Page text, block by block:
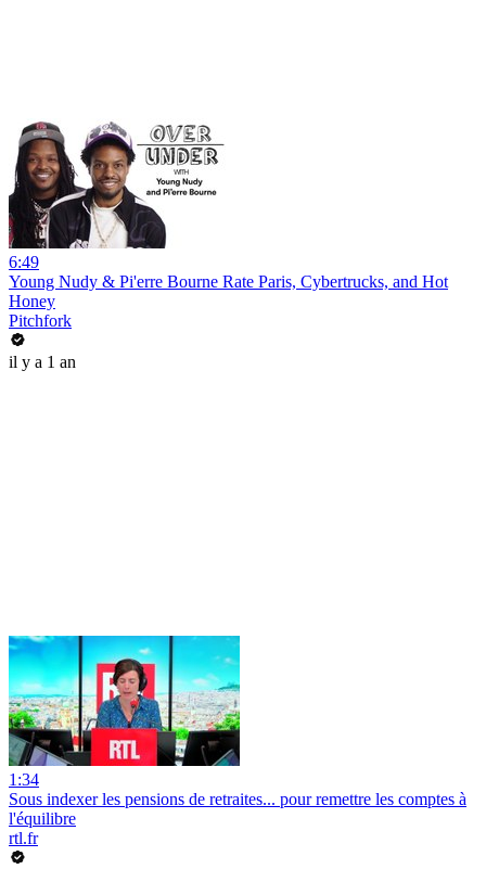
6:49
Young Nudy & Pi'erre Bourne Rate Paris, Cybertrucks, and Hot
Honey
Pitchfork
il y a 1 an
1:34
Sous indexer les pensions de retraites... pour remettre les comptes à
l'équilibre
rtl.fr